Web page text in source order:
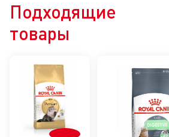
Подходящие
товары